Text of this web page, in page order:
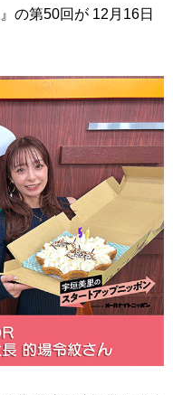
の第50回が 12月16日